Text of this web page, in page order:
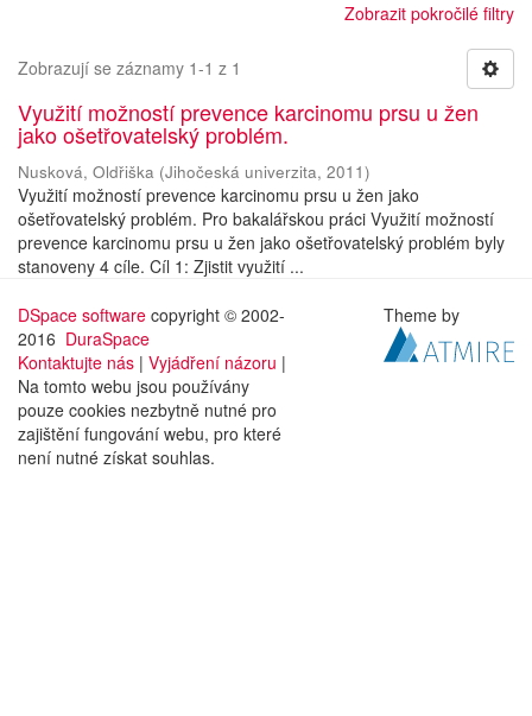
Zobrazit pokročilé filtry
Zobrazují se záznamy 1-1 z 1
Využití možností prevence karcinomu prsu u žen
jako ošetřovatelský problém.
Nusková, Oldřiška (Jihočeská univerzita, 2011)
Využití možností prevence karcinomu prsu u žen jako
ošetřovatelský problém. Pro bakalářskou práci Využití možností
prevence karcinomu prsu u žen jako ošetřovatelský problém byly
stanoveny 4 cíle. Cíl 1: Zjistit využití ...
DSpace software copyright © 2002-
2016 DuraSpace
Kontaktujte nás | Vyjádření názoru |
Na tomto webu jsou používány
pouze cookies nezbytně nutné pro
zajištění fungování webu, pro které
není nutné získat souhlas.
Theme by